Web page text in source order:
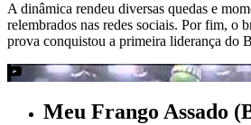
A dinâmica rendeu diversas quedas e
relembrados nas redes sociais. Por fim, o
prova conquistou a primeira liderança do
Meu Frango Assado